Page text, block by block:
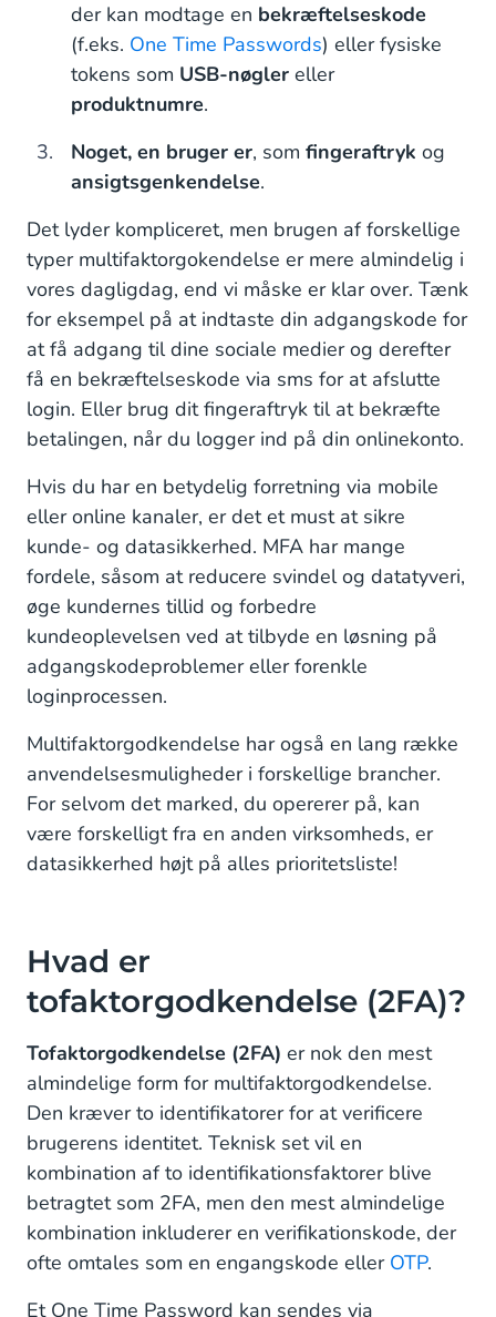
der kan modtage en bekræftelseskode
(f.eks. One Time Passwords) eller fysiske
tokens som USB-nøgler eller
produktnumre.
Noget, en bruger er, som fingeraftryk og
ansigtsgenkendelse.
Det lyder kompliceret, men brugen af forskellige
typer multifaktorgokendelse er mere almindelig i
vores dagligdag, end vi måske er klar over. Tænk
for eksempel på at indtaste din adgangskode for
at få adgang til dine sociale medier og derefter
få en bekræftelseskode via sms for at afslutte
login. Eller brug dit fingeraftryk til at bekræfte
betalingen, når du logger ind på din onlinekonto.
Hvis du har en betydelig forretning via mobile
eller online kanaler, er det et must at sikre
kunde- og datasikkerhed. MFA har mange
fordele, såsom at reducere svindel og datatyveri,
øge kundernes tillid og forbedre
kundeoplevelsen ved at tilbyde en løsning på
adgangskodeproblemer eller forenkle
loginprocessen.
Multifaktorgodkendelse har også en lang række
anvendelsesmuligheder i forskellige brancher.
For selvom det marked, du opererer på, kan
være forskelligt fra en anden virksomheds, er
datasikkerhed højt på alles prioritetsliste!
Hvad er
tofaktorgodkendelse (2FA)?
Tofaktorgodkendelse (2FA) er nok den mest
almindelige form for multifaktorgodkendelse.
Den kræver to identifikatorer for at verificere
brugerens identitet. Teknisk set vil en
kombination af to identifikationsfaktorer blive
betragtet som 2FA, men den mest almindelige
kombination inkluderer en verifikationskode, der
ofte omtales som en engangskode eller OTP.
Et One Time Password kan sendes via